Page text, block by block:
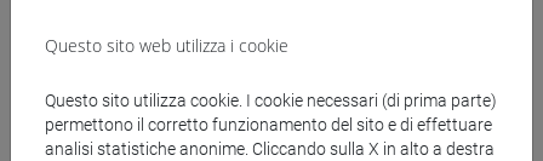
RAGAGNIN Elisabetta- 30h Lezione
Materiali didattici
Questo sito web utilizza i cookie
Questo sito utilizza cookie. I cookie necessari (di prima parte)
permettono il corretto funzionamento del sito e di effettuare
analisi statistiche anonime. Cliccando sulla X in alto a destra